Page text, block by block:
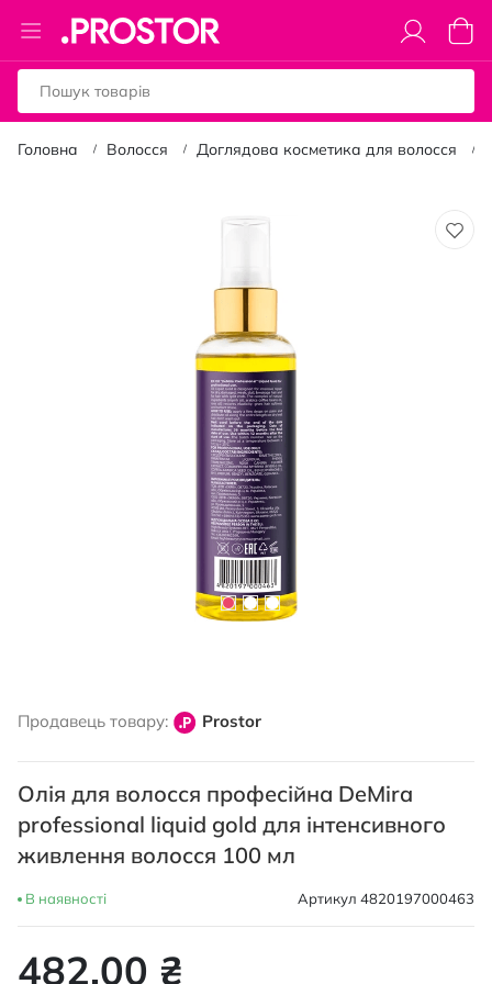
Toggle
Nav
Кошик
Головна Волосся Доглядова косметика для волосся
початку
зображень
Продавець товару: Prostor
Олія для волосся професійна DeMira
professional liquid gold для інтенсивного
живлення волосся 100 мл
В наявності Артикул 4820197000463
482,00 ₴